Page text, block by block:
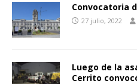
Convocatoria
27 julio, 2022
Luego de la
Cerrito